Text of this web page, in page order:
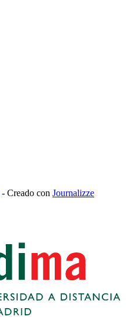
- Creado con Journalizze